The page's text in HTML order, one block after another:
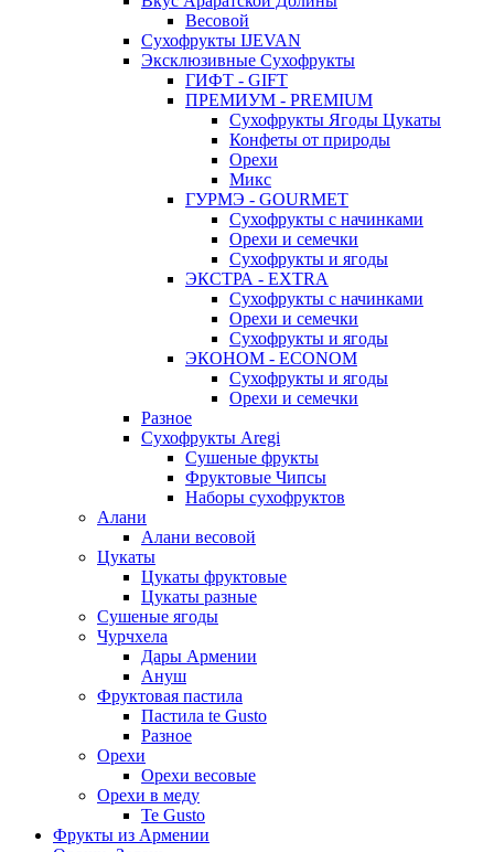
Весовой
Сухофрукты IJEVAN
Эксклюзивные Сухофрукты
ГИФТ - GIFT
ПРЕМИУМ - PREMIUM
Сухофрукты Ягоды Цукаты
Конфеты от природы
Орехи
Микс
ГУРМЭ - GOURMET
Сухофрукты с начинками
Орехи и семечки
Сухофрукты и ягоды
ЭКСТРА - EXTRA
Сухофрукты с начинками
Орехи и семечки
Сухофрукты и ягоды
ЭКОНОМ - ECONOM
Сухофрукты и ягоды
Орехи и семечки
Разное
Сухофрукты Aregi
Сушеные фрукты
Фруктовые Чипсы
Наборы сухофруктов
Алани
Алани весовой
Цукаты
Цукаты фруктовые
Цукаты разные
Сушеные ягоды
Чурчхела
Дары Армении
Ануш
Фруктовая пастила
Пастила te Gusto
Разное
Орехи
Орехи весовые
Орехи в меду
Te Gusto
Фрукты из Армении